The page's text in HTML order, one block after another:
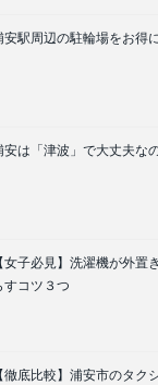
安駅周辺の駐輪場をお得
安は「津波」で大丈夫なの
【女子必見】洗濯機が外置
すコツ３つ
【徹底比較】浦安市のタク